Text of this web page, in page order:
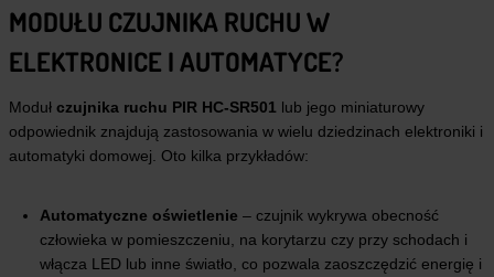
MODUŁU CZUJNIKA RUCHU W
ELEKTRONICE I AUTOMATYCE?
Moduł czujnika ruchu PIR HC-SR501 lub jego miniaturowy
odpowiednik znajdują zastosowania w wielu dziedzinach elektroniki i
automatyki domowej. Oto kilka przykładów:
Automatyczne oświetlenie – czujnik wykrywa obecność
człowieka w pomieszczeniu, na korytarzu czy przy schodach i
włącza LED lub inne światło, co pozwala zaoszczędzić energię i